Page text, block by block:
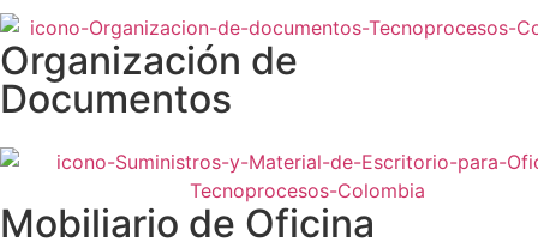
Organización de
Documentos
Mobiliario de Oficina